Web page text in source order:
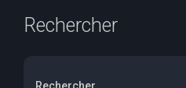
Rechercher
Rechercher